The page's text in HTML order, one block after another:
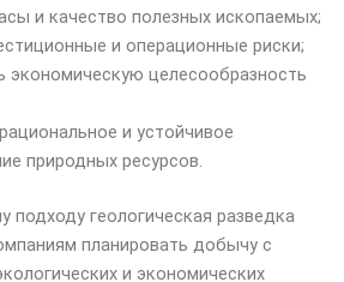
и качество полезных ископаемых;
и операционные риски;
экономическую целесообразность
и устойчивое
природных ресурсов.
подходу геологическая разведка
планировать добычу с
и экономических